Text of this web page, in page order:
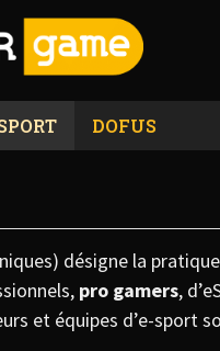
DOFUS
désigne la
pro gamers,
et équipes d’e-sport